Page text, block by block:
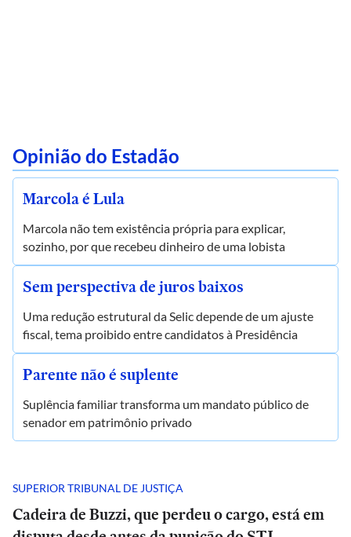
Opinião do Estadão
Marcola é Lula
Marcola não tem existência própria para explicar,
sozinho, por que recebeu dinheiro de uma lobista
Sem perspectiva de juros baixos
Uma redução estrutural da Selic depende de um ajuste
fiscal, tema proibido entre candidatos à Presidência
Parente não é suplente
Suplência familiar transforma um mandato público de
senador em patrimônio privado
SUPERIOR TRIBUNAL DE JUSTIÇA
Cadeira de Buzzi, que perdeu o cargo, está em